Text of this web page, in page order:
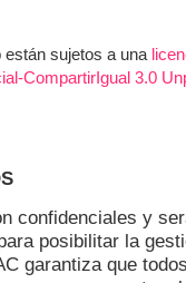
están sujetos a una
CompartirIgual 3.0
confidenciales y
posibilitar la
garantiza que